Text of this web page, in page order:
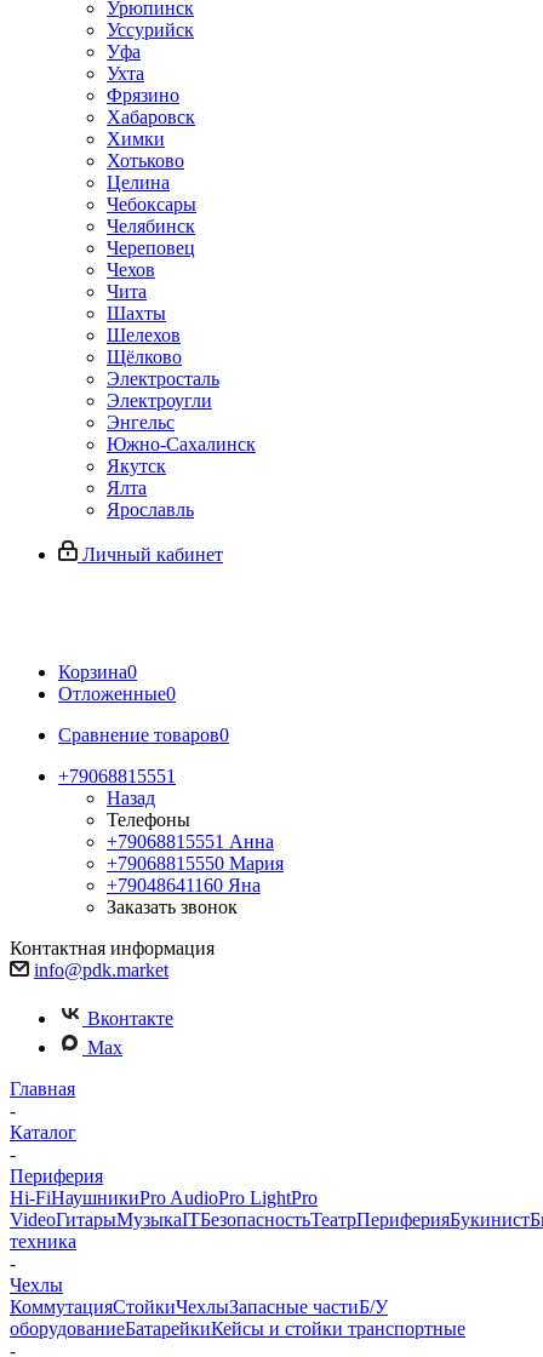
Урюпинск
Уссурийск
Уфа
Ухта
Фрязино
Хабаровск
Химки
Хотьково
Целина
Чебоксары
Челябинск
Череповец
Чехов
Чита
Шахты
Шелехов
Щёлково
Электросталь
Электроугли
Энгельс
Южно-Сахалинск
Якутск
Ялта
Ярославль
Личный кабинет
Корзина0
Отложенные0
Сравнение товаров0
+79068815551
Назад
Телефоны
+79068815551 Анна
+79068815550 Мария
+79048641160 Яна
Заказать звонок
Контактная информация
info@pdk.market
Вконтакте
Max
Главная
-
Каталог
-
Периферия
Hi-FiНаушникиPro AudioPro LightPro
VideoГитарыМузыкаITБезопасностьТеатрПериферияБукинист
техника
-
Чехлы
КоммутацияСтойкиЧехлыЗапасные частиБ/У
оборудованиеБатарейкиКейсы и стойки транспортные
-